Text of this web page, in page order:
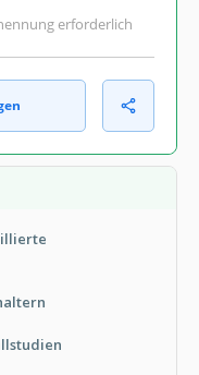
erforderlich